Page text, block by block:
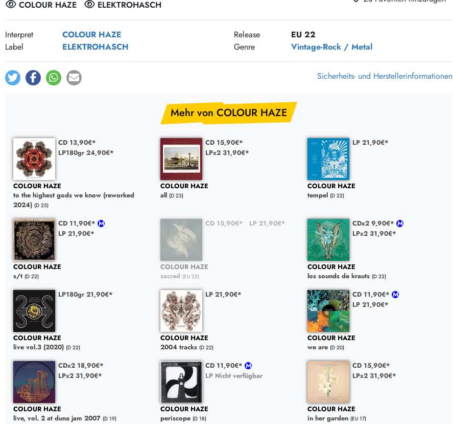
COLOUR HAZE
ELEKTROHASCH
Interpret COLOUR HAZE Release
EU 22
Label
ELEKTROHASCH Genre Vintage-Rock / Metal
Sicherheits- und Herstellerinformationen
Mehr von COLOUR HAZE
CD 13,90€*
LP180gr 24,90€*
COLOUR HAZE
to the highest gods we know (reworked
2024) (D 25)
CD 15,90€*
LPx2 31,90€*
COLOUR HAZE
all (D 23)
LP 21,90€*
COLOUR HAZE
tempel (D 22)
CD 11,90€*
LP 21,90€*
COLOUR HAZE
s/t (D 22)
CD 15,90€* LP 21,90€*
COLOUR HAZE
sacred (EU 22)
CDx2 9,90€*
LPx2 31,90€*
COLOUR HAZE
los sounds de krauts (D 22)
LP180gr 21,90€*
COLOUR HAZE
live vol.3 (2020) (D 22)
LP 21,90€*
COLOUR HAZE
2004 tracks (D 22)
CD 11,90€*
LP 21,90€*
COLOUR HAZE
we are (D 20)
CDx2 18,90€*
LPx2 31,90€*
COLOUR HAZE
live, vol. 2 at duna jam 2007 (D 19)
CD 11,90€*
LP Nicht verfügbar
COLOUR HAZE
periscope (D 18)
CD 15,90€*
LPx2 31,90€*
COLOUR HAZE
in her garden (EU 17)